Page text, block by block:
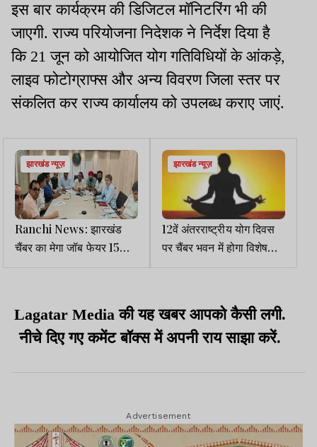
इस बार कार्यक्रम की डिजिटल मॉनिटरिंग भी की
जाएगी. राज्य परियोजना निदेशक ने निर्देश दिया है
कि 21 जून को आयोजित योग गतिविधियों के आंकड़े,
लाइव फोटोग्राफ्स और अन्य विवरण जिला स्तर पर
संकलित कर राज्य कार्यालय को उपलब्ध कराए जाएं.
झारखंड न्यूज़
Ranchi News: झारखंड
चैंबर का मेगा जॉब फेयर 15
जुलाई से
झारखंड न्यूज़
12वें अंतरराष्ट्रीय योग दिवस
पर चैंबर भवन में होगा विशेष
योग व स्वास्थ्य जागरूकता
Lagatar Media की यह खबर आपको कैसी लगी.
नीचे दिए गए कमेंट बॉक्स में अपनी राय साझा करें.
Advertisement